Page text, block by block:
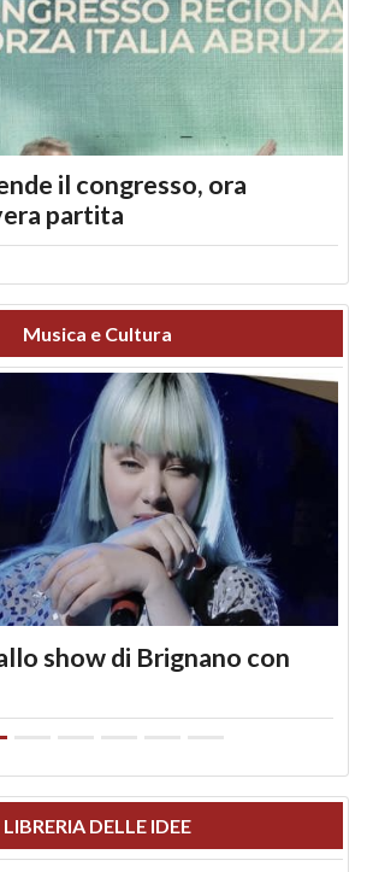
il congresso, ora
partita
Musica e Cultura
show di Brignano con
LIBRERIA DELLE IDEE